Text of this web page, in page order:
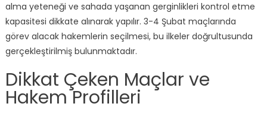
alma yeteneği ve sahada yaşanan gerginlikleri kontrol etme
kapasitesi dikkate alınarak yapılır. 3-4 Şubat maçlarında
görev alacak hakemlerin seçilmesi, bu ilkeler doğrultusunda
gerçekleştirilmiş bulunmaktadır.
Dikkat Çeken Maçlar ve
Hakem Profilleri